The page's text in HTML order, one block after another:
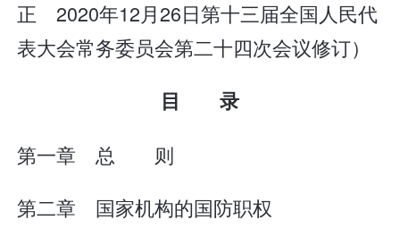
正 2020年12月26日第十三届全国人民代
表大会常务委员会第二十四次会议修订）
目 录
第一章 总 则
第二章 国家机构的国防职权